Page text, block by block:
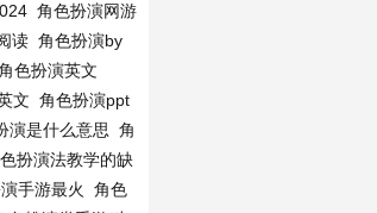
角色扮演网游
读 角色扮演by
色扮演英文
文 角色扮演ppt
演是什么意思 角
扮演法教学的缺
手游最火
角色